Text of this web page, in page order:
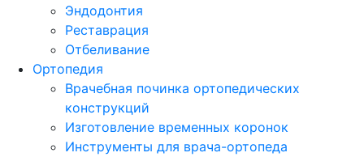
Эндодонтия
Реставрация
Отбеливание
Ортопедия
Врачебная починка ортопедических
конструкций
Изготовление временных коронок
Инструменты для врача-ортопеда